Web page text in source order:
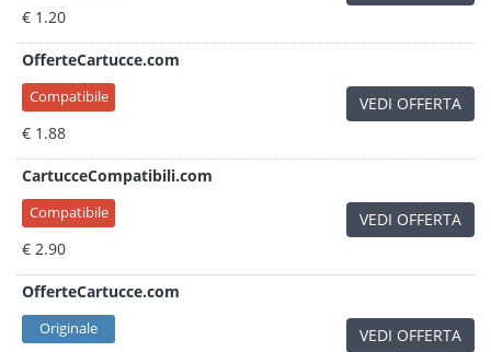
€ 1.20
OfferteCartucce.com
Compatibile
€ 1.88
VEDI OFFERTA
CartucceCompatibili.com
Compatibile
€ 2.90
VEDI OFFERTA
OfferteCartucce.com
Originale VEDI OFFERTA